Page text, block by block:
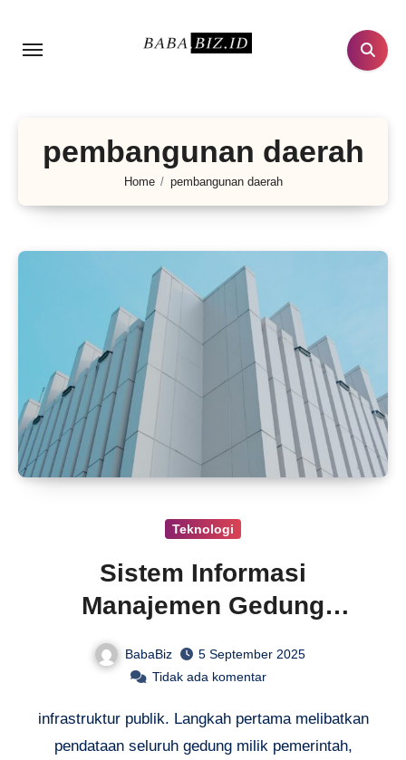
pembangunan daerah
Home pembangunan daerah
Teknologi
Sistem Informasi
Manajemen Gedung
Kabupaten Langkat
BabaBiz
5 September 2025
Tidak ada komentar
infrastruktur publik. Langkah pertama melibatkan
pendataan seluruh gedung milik pemerintah,